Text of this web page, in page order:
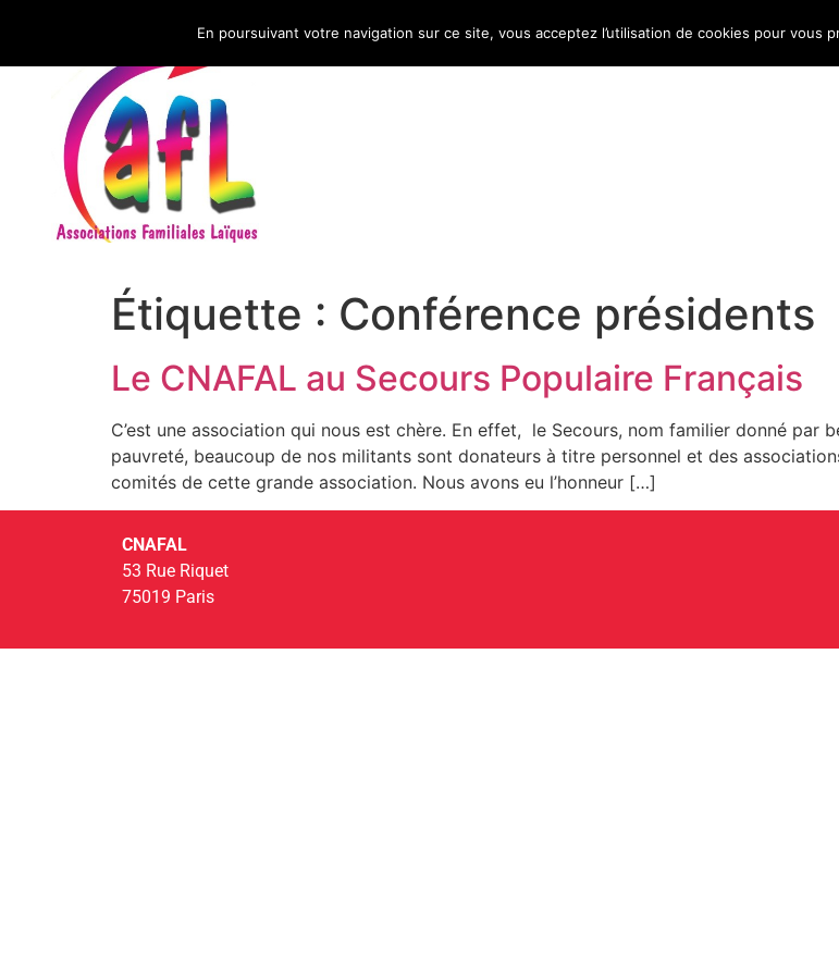
CNAFAL Bulletin d’information Infos conso
Étiquette : Conférence présidents
Le CNAFAL au Secours Populaire Français
C’est une association qui nous est chère. En effet, le Secours, nom familier donné
pauvreté, beaucoup de nos militants sont donateurs à titre personnel et des
comités de cette grande association. Nous avons eu l’honneur […]
CNAFAL
53 Rue Riquet
75019 Paris
En poursuivant votre navigation sur ce site, vous acceptez l’utilisation de cookies pour vous